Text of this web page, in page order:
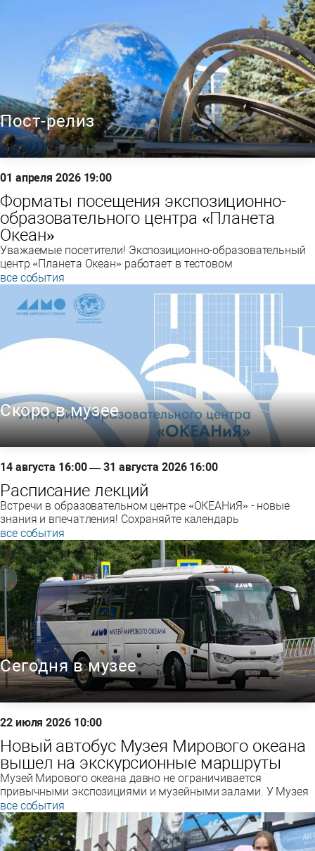
01 апреля 2026 19:00
Пост-релиз
Форматы посещения экспозиционно-
образовательного центра «Планета
Океан»
Уважаемые посетители! Экспозиционно-образовательный
центр «Планета Океан» работает в тестовом
все события
14 августа 16:00 — 31 августа 2026 16:00
Скоро в музее
Расписание лекций
Встречи в образовательном центре «ОКЕАНиЯ» - новые
знания и впечатления! Сохраняйте календарь
все события
22 июля 2026 10:00
Сегодня в музее
Новый автобус Музея Мирового океана
вышел на экскурсионные маршруты
Музей Мирового океана давно не ограничивается
привычными экспозициями и музейными залами. У Музея
все события